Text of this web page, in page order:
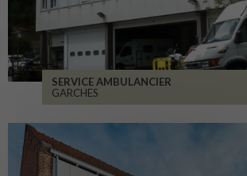
SERVICE AMBULANCIER
GARCHES